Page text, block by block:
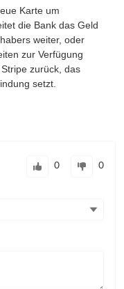
Karte um
die Bank das Geld
weiter, oder
zur Verfügung
zurück, das
setzt.
0 0